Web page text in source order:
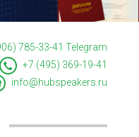
785-33-41
Telegram
+7 (495) 369-19-41
info@hubspeakers.ru